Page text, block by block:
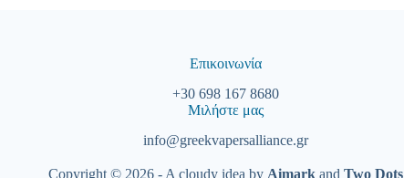
Επικοινωνία
+30 698 167 8680
Μιλήστε μας
info@greekvapersalliance.gr
Copyright © 2026 - A cloudy idea by Aimark andTwo Dots